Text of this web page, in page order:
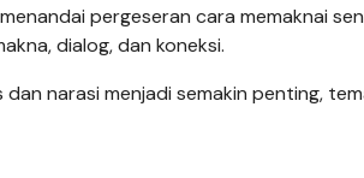
pergeseran cara memaknai
dialog, dan koneksi.
narasi menjadi semakin penting,